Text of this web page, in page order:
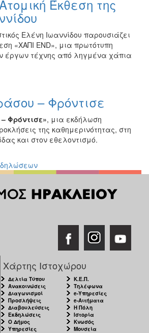
Έκθεση της
Ελένη Ιωαννίδου παρουσιάζει
«ΧΑΠΙ END», μια πρωτότυπη
έργων τέχνης από ληγμένα χάπια
– Φρόντισε
Φρόντισε», μια εκδήλωση
της καθημερινότητας, στη
και στον εθελοντισμό.
Χάρτης Ιστοχώρου
Δελτία Τύπου
Ανακοινώσεις
Διαγωνισμοί
Προσλήψεις
Διαβουλεύσεις
Εκδηλώσεις
Ο Δήμος
Υπηρεσίες
Κ.Ε.Π.
Τηλέφωνα
e-Υπηρεσίες
e-Αιτήματα
Η Πόλη
Ιστορία
Κνωσός
Μουσεία